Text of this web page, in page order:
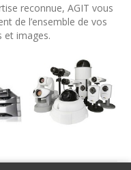
reconnue, AGIT vous
de l’ensemble de vos
et images.